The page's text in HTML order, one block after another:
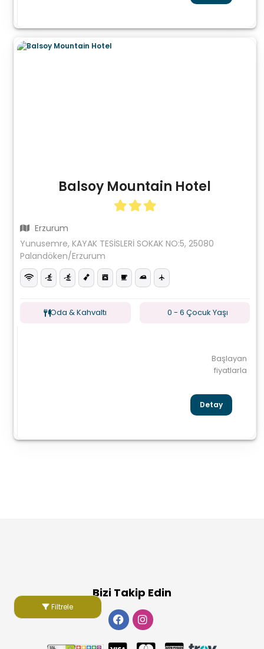
Filtrele
Balsoy Mountain Hotel
Erzurum
Yunusemre, KAYAK TESİSLERİ SOKAK NO:5, 25080
Palandöken/Erzurum
Oda & Kahvaltı 0 - 6 Çocuk Yaşı
Başlayan
fiyatlarla
Detay
Bizi Takip Edin